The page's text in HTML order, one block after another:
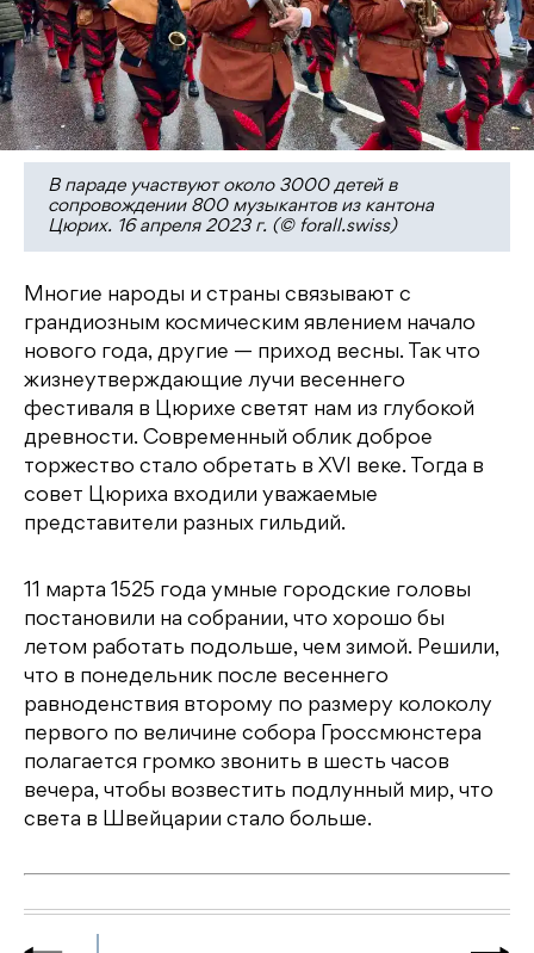
В параде участвуют около 3000 детей в
сопровождении 800 музыкантов из кантона
Цюрих. 16 апреля 2023 г. (© forall.swiss)
Многие народы и страны связывают с
грандиозным космическим явлением начало
нового года, другие — приход весны. Так что
жизнеутверждающие лучи весеннего
фестиваля в Цюрихе светят нам из глубокой
древности. Современный облик доброе
торжество стало обретать в XVI веке. Тогда в
совет Цюриха входили уважаемые
представители разных гильдий.
11 марта 1525 года умные городские головы
постановили на собрании, что хорошо бы
летом работать подольше, чем зимой. Решили,
что в понедельник после весеннего
равноденствия второму по размеру колоколу
первого по величине собора Гроссмюнстера
полагается громко звонить в шесть часов
вечера, чтобы возвестить подлунный мир, что
света в Швейцарии стало больше.